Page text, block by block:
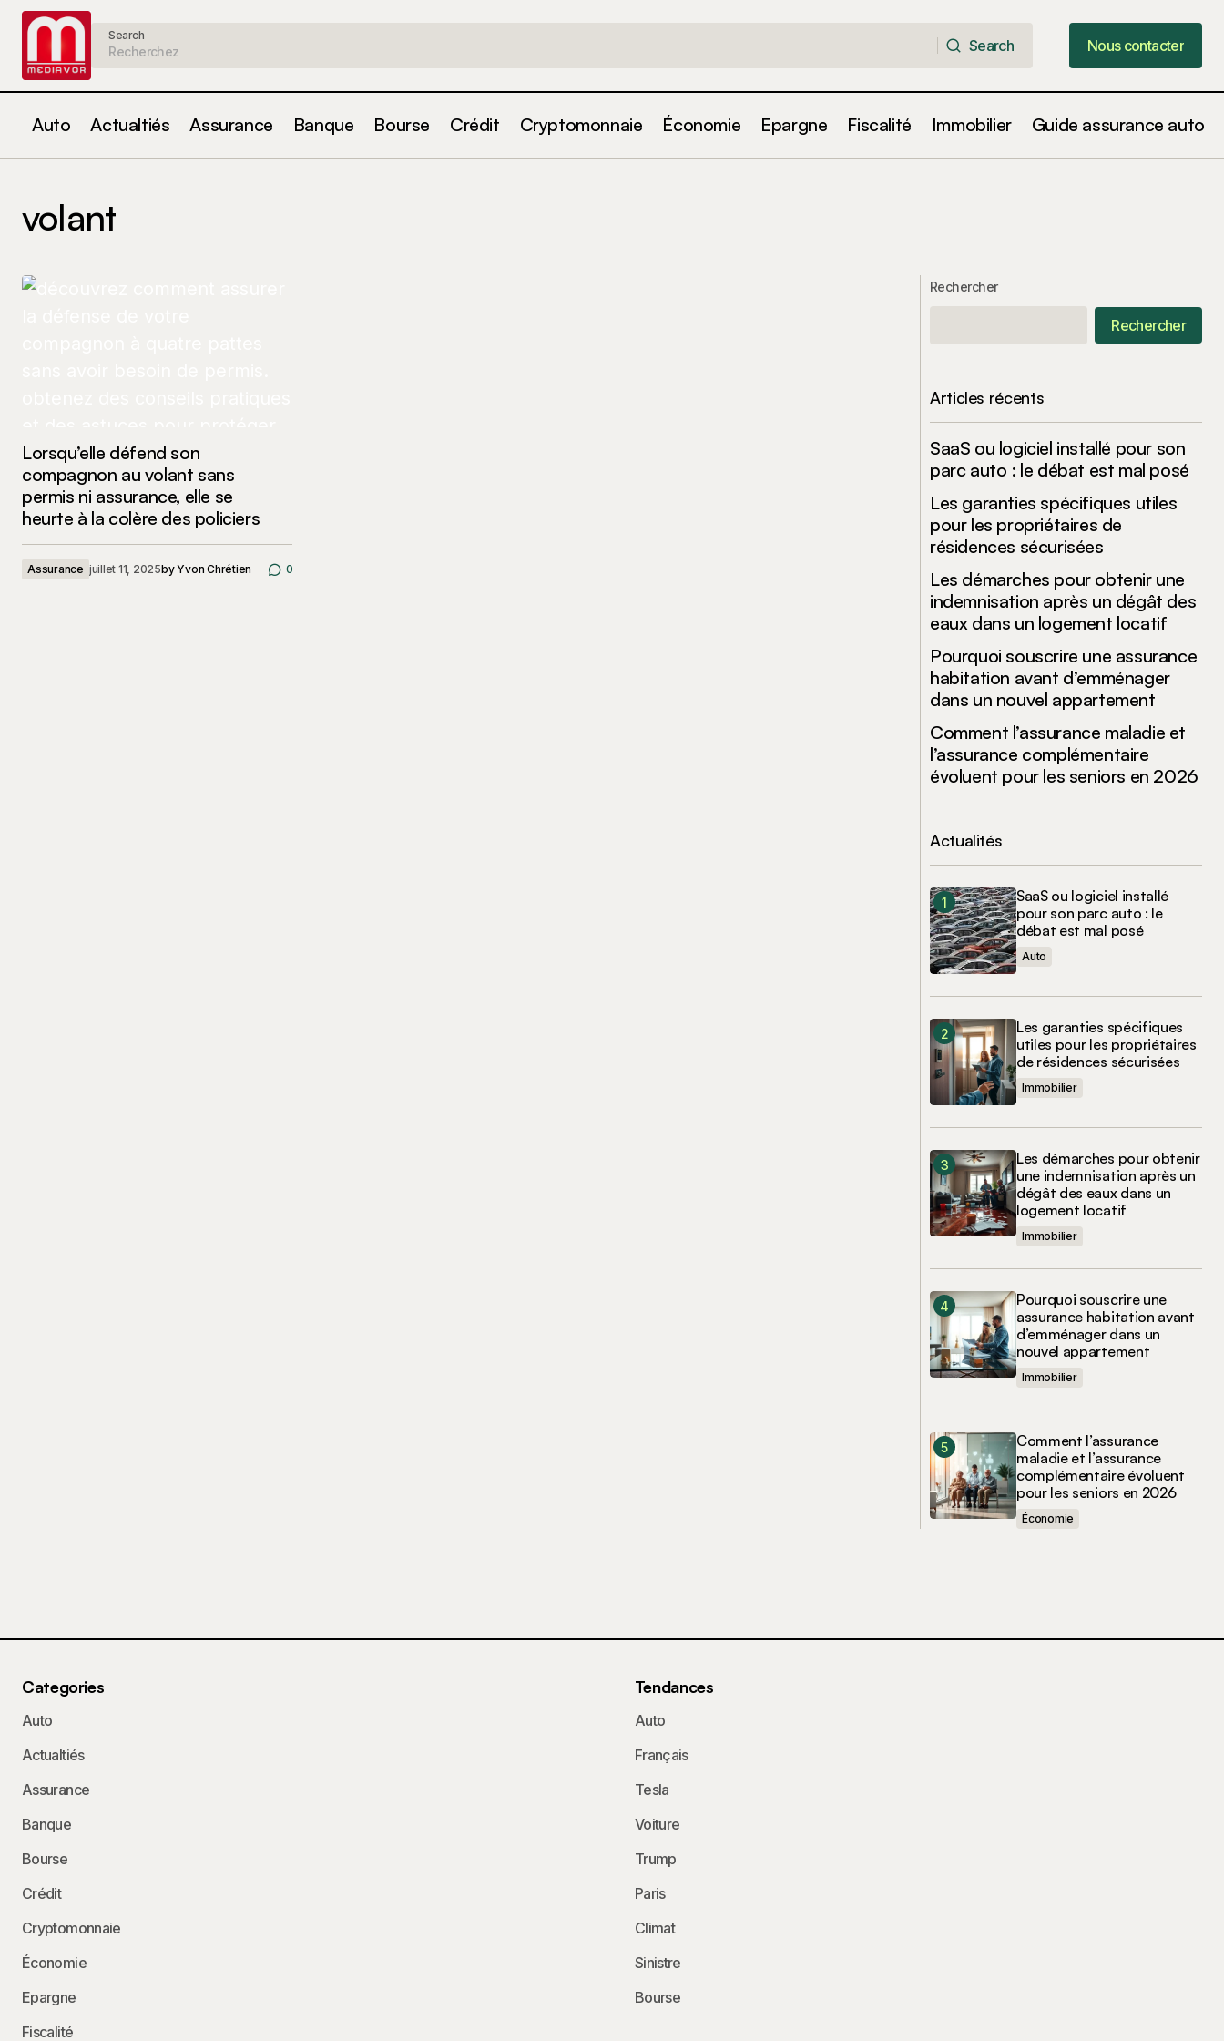
Search
Search
Nous contacter
Nous contacter
Auto Actualtiés Assurance Banque Bourse Crédit Cryptomonnaie Économie Epargne Fiscalité Immobilier Guide assurance auto
volant
Lorsqu’elle défend son
compagnon au volant sans
permis ni assurance, elle se
heurte à la colère des policiers
Assurance juillet 11, 2025byYvon Chrétien 0
Rechercher
Rechercher
Articles récents
SaaS ou logiciel installé pour son
parc auto : le débat est mal posé
Les garanties spécifiques utiles
pour les propriétaires de
résidences sécurisées
Les démarches pour obtenir une
indemnisation après un dégât des
eaux dans un logement locatif
Pourquoi souscrire une assurance
habitation avant d’emménager
dans un nouvel appartement
Comment l’assurance maladie et
l’assurance complémentaire
évoluent pour les seniors en 2026
Actualités
SaaS ou logiciel installé
pour son parc auto : le
débat est mal posé
Auto
Les garanties spécifiques
utiles pour les propriétaires
de résidences sécurisées
Immobilier
Les démarches pour obtenir
une indemnisation après un
dégât des eaux dans un
logement locatif
Immobilier
Pourquoi souscrire une
assurance habitation avant
d’emménager dans un
nouvel appartement
Immobilier
Comment l’assurance
maladie et l’assurance
complémentaire évoluent
pour les seniors en 2026
Économie
Categories
Auto
Actualtiés
Assurance
Banque
Bourse
Crédit
Cryptomonnaie
Économie
Epargne
Fiscalité
Tendances
Auto
Français
Tesla
Voiture
Trump
Paris
Climat
Sinistre
Bourse